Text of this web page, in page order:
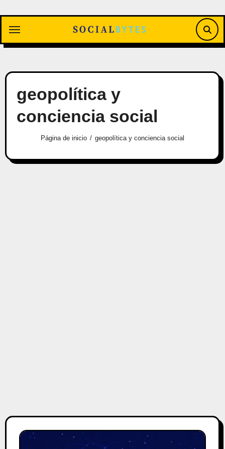
contenido
geopolítica y
conciencia social
Página de inicio geopolítica y conciencia social